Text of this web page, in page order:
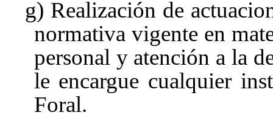
g) Realización de
normativa vigente en
personal y atención a la
le encargue cualquier
Foral.